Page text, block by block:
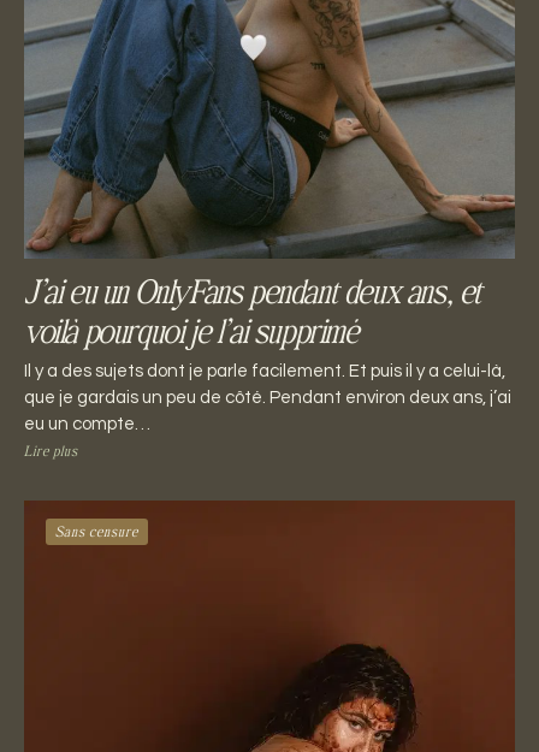
J’ai eu un OnlyFans pendant deux ans, et
voilà pourquoi je l’ai supprimé
Il y a des sujets dont je parle facilement. Et puis il y a celui-là,
que je gardais un peu de côté. Pendant environ deux ans, j’ai
eu un compte…
Lire plus
Sans censure